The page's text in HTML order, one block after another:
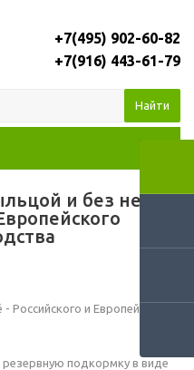
+7(495) 902-60-82
+7(916) 443-61-79
Найти
и без неё -
и Европейского
подкормку в виде